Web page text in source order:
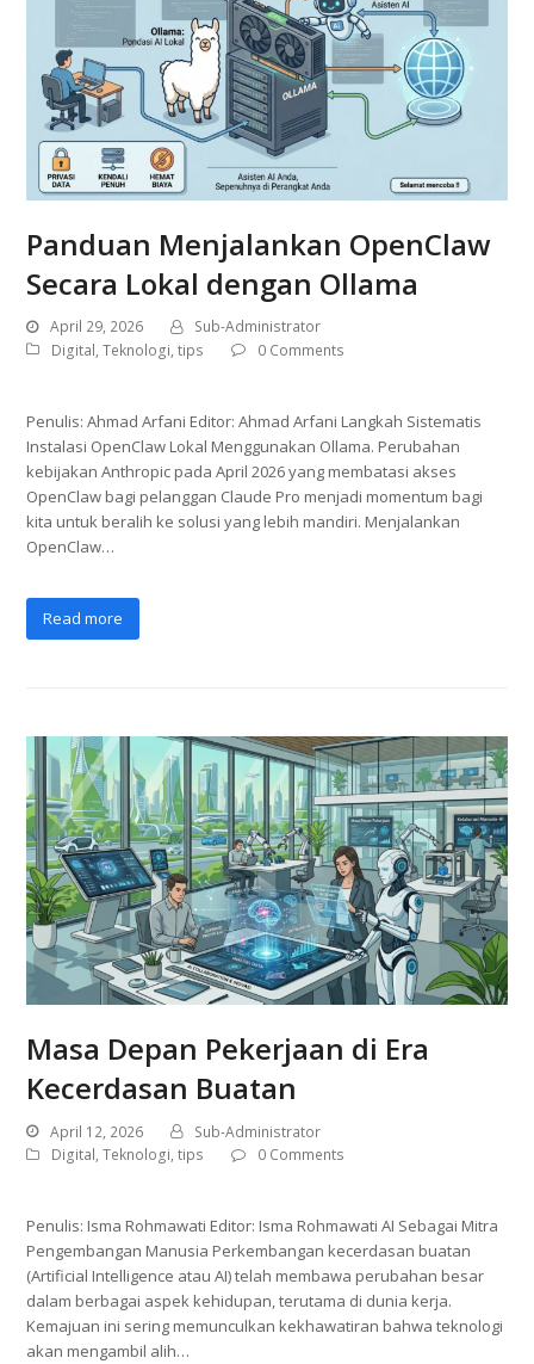
Panduan Menjalankan OpenClaw
Secara Lokal dengan Ollama
April 29, 2026
Sub-Administrator
Digital,Teknologi,tips 0 Comments
Penulis: Ahmad Arfani Editor: Ahmad Arfani Langkah Sistematis
Instalasi OpenClaw Lokal Menggunakan Ollama. Perubahan
kebijakan Anthropic pada April 2026 yang membatasi akses
OpenClaw bagi pelanggan Claude Pro menjadi momentum bagi
kita untuk beralih ke solusi yang lebih mandiri. Menjalankan
OpenClaw…
Read more
Masa Depan Pekerjaan di Era
Kecerdasan Buatan
April 12, 2026
Sub-Administrator
Digital,Teknologi,tips 0 Comments
Penulis: Isma Rohmawati Editor: Isma Rohmawati AI Sebagai Mitra
Pengembangan Manusia Perkembangan kecerdasan buatan
(Artificial Intelligence atau AI) telah membawa perubahan besar
dalam berbagai aspek kehidupan, terutama di dunia kerja.
Kemajuan ini sering memunculkan kekhawatiran bahwa teknologi
akan mengambil alih…